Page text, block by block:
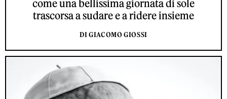
come una bellissima giornata di sole
trascorsa a sudare e a ridere insieme
DI GIACOMO GIOSSI